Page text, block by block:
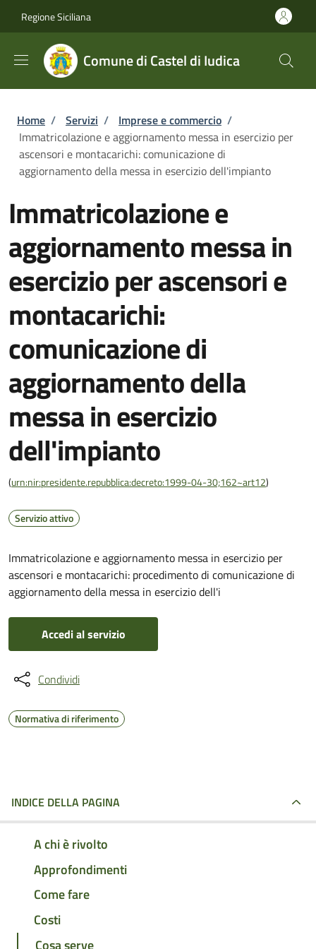
Regione Siciliana
Comune di Castel di Iudica
Briciole di pane
Home / Servizi / Imprese e commercio /
Immatricolazione e aggiornamento messa in esercizio per
ascensori e montacarichi: comunicazione di
aggiornamento della messa in esercizio dell'impianto
Immatricolazione e
aggiornamento messa in
esercizio per ascensori e
montacarichi:
comunicazione di
aggiornamento della
messa in esercizio
dell'impianto
(urn:nir:presidente.repubblica:decreto:1999-04-30;162~art12)
Servizio attivo
Immatricolazione e aggiornamento messa in esercizio per
ascensori e montacarichi: procedimento di comunicazione di
aggiornamento della messa in esercizio dell'i
Accedi al servizio
Condividi
Normativa di riferimento
INDICE DELLA PAGINA
A chi è rivolto
Approfondimenti
Come fare
Costi
Cosa serve